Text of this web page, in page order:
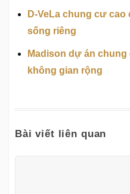
D-VeLa chung cư
sống riêng
Madison dự án
không gian rộng
Bài viết liên quan